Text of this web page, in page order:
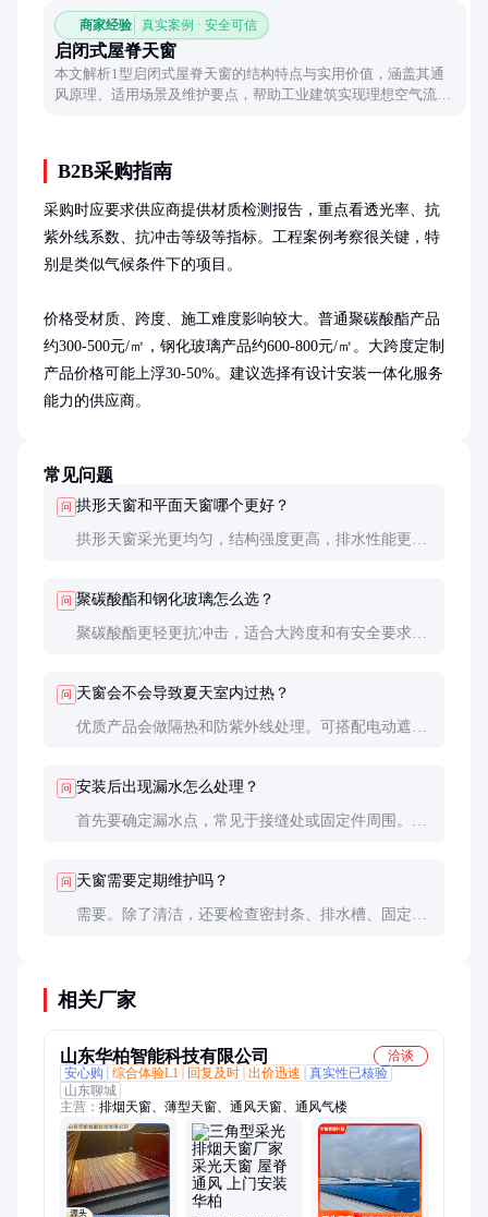
商家经验 真实案例 · 安全可信
启闭式屋脊天窗
本文解析1型启闭式屋脊天窗的结构特点与实用价值，涵盖其通
风原理、适用场景及维护要点，帮助工业建筑实现理想空气流通
B2B采购指南
采购时应要求供应商提供材质检测报告，重点看透光率、抗
紫外线系数、抗冲击等级等指标。工程案例考察很关键，特
别是类似气候条件下的项目。
价格受材质、跨度、施工难度影响较大。普通聚碳酸酯产品
约300-500元/㎡，钢化玻璃产品约600-800元/㎡。大跨度定制
产品价格可能上浮30-50%。建议选择有设计安装一体化服务
能力的供应商。
常见问题
问 拱形天窗和平面天窗哪个更好？
拱形天窗采光更均匀，结构强度更高，排水性能更
问 聚碳酸酯和钢化玻璃怎么选？
聚碳酸酯更轻更抗冲击，适合大跨度和有安全要求的
问 天窗会不会导致夏天室内过热？
优质产品会做隔热和防紫外线处理。可搭配电动遮阳
问 安装后出现漏水怎么处理？
首先要确定漏水点，常见于接缝处或固定件周围。小
要。
问 天窗需要定期维护吗？
需要。除了清洁，还要检查密封条、排水槽、固定件
相关厂家
山东华柏智能科技有限公司
洽谈
安心购
综合体验L1 回复及时 出价迅速
真实性已核验
山东聊城
主营： 排烟天窗、薄型天窗、通风天窗、通风气楼